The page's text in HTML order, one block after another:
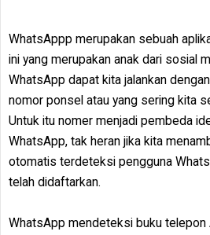
WhatsAppp merupakan sebuah
ini yang merupakan anak dari sosial
WhatsApp dapat kita jalankan
nomor ponsel atau yang sering kita
Untuk itu nomer menjadi pembeda
WhatsApp, tak heran jika kita
otomatis terdeteksi pengguna
telah didaftarkan.
WhatsApp mendeteksi buku telepon